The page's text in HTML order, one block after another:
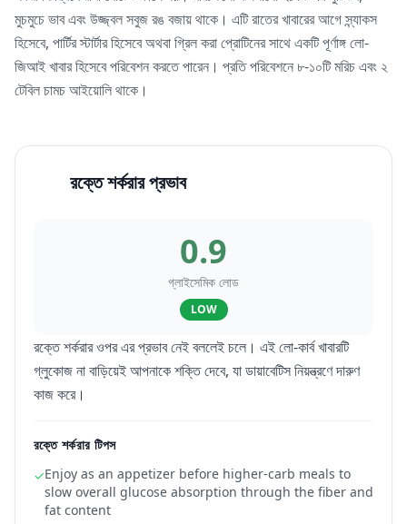
মুচমুচে ভাব এবং উজ্জ্বল সবুজ রঙ বজায় থাকে। এটি রাতের খাবারের আগে স্ন্যাকস
হিসেবে, পার্টির স্টার্টার হিসেবে অথবা গ্রিল করা প্রোটিনের সাথে একটি পূর্ণাঙ্গ লো-
জিআই খাবার হিসেবে পরিবেশন করতে পারেন। প্রতি পরিবেশনে ৮-১০টি মরিচ এবং ২
টেবিল চামচ আইয়োলি থাকে।
রক্তে শর্করার প্রভাব
0.9
গ্লাইসেমিক লোড
LOW
রক্তে শর্করার ওপর এর প্রভাব নেই বললেই চলে। এই লো-কার্ব খাবারটি
গ্লুকোজ না বাড়িয়েই আপনাকে শক্তি দেবে, যা ডায়াবেটিস নিয়ন্ত্রণে দারুণ
কাজ করে।
রক্তে শর্করার টিপস
✓Enjoy as an appetizer before higher-carb meals to
slow overall glucose absorption through the fiber and
fat content